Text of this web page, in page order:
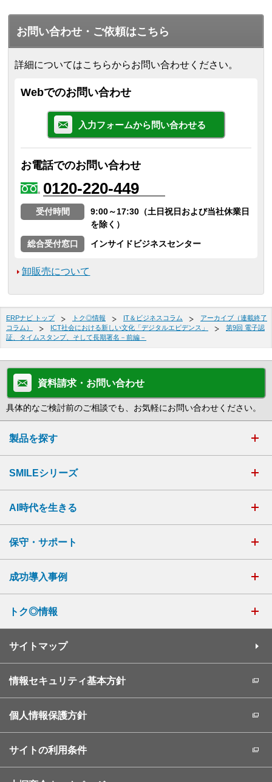
お問い合わせ・ご依頼はこちら
詳細についてはこちらからお問い合わせください。
Webでのお問い合わせ
入力フォームから問い合わせる
お電話でのお問い合わせ
0120-220-449
受付時間
9:00～17:30（土日祝日および当社休業日
を除く）
総合受付窓口
インサイドビジネスセンター
卸販売について
ERPナビ トップ トク◎情報 IT＆ビジネスコラム
アーカイブ（連載終了
コラム）
ICT社会における新しい文化「デジタルエビデンス」
第9回 電子認
証、タイムスタンプ、そして長期署名－前編－
資料請求・お問い合わせ
具体的なご検討前のご相談でも、お気軽にお問い合わせください。
製品を探す
SMILEシリーズ
AI時代を生きる
保守・サポート
成功導入事例
トク◎情報
サイトマップ
情報セキュリティ基本方針
個人情報保護方針
サイトの利用条件